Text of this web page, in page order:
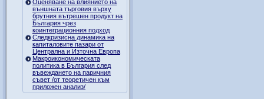
Оценяване на влиянието на
външната търговия върху
брутния вътрешен продукт на
България чрез
коинтеграционния подход
Следкризисна динамика на
капиталовите пазари от
Централна и Източна Европа
Макроикономическата
политика в България след
въвеждането на паричния
съвет /от теоретичен към
приложен анализ/